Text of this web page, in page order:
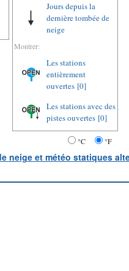
Jours depuis la
dernière tombée de
neige
Montrer:
Les stations
entièrement
ouvertes [0]
Les stations avec des
pistes ouvertes [0]
°C °F
neige et météo statiques